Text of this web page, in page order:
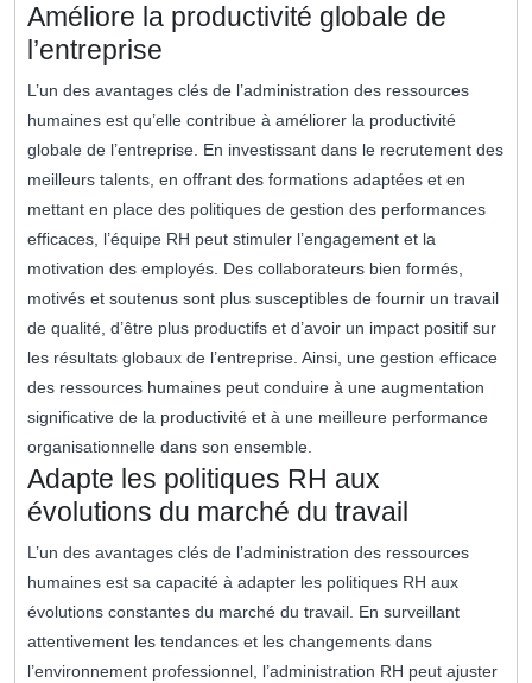
Améliore la productivité globale de
l’entreprise
L’un des avantages clés de l’administration des ressources
humaines est qu’elle contribue à améliorer la productivité
globale de l’entreprise. En investissant dans le recrutement des
meilleurs talents, en offrant des formations adaptées et en
mettant en place des politiques de gestion des performances
efficaces, l’équipe RH peut stimuler l’engagement et la
motivation des employés. Des collaborateurs bien formés,
motivés et soutenus sont plus susceptibles de fournir un travail
de qualité, d’être plus productifs et d’avoir un impact positif sur
les résultats globaux de l’entreprise. Ainsi, une gestion efficace
des ressources humaines peut conduire à une augmentation
significative de la productivité et à une meilleure performance
organisationnelle dans son ensemble.
Adapte les politiques RH aux
évolutions du marché du travail
L’un des avantages clés de l’administration des ressources
humaines est sa capacité à adapter les politiques RH aux
évolutions constantes du marché du travail. En surveillant
attentivement les tendances et les changements dans
l’environnement professionnel, l’administration RH peut ajuster